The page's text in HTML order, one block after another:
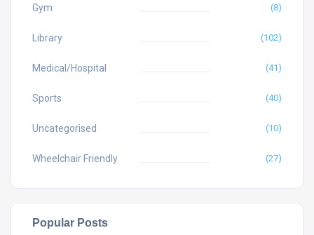
Gym (8)
Library (102)
Medical/Hospital (41)
Sports (40)
Uncategorised (10)
Wheelchair Friendly (27)
Popular Posts